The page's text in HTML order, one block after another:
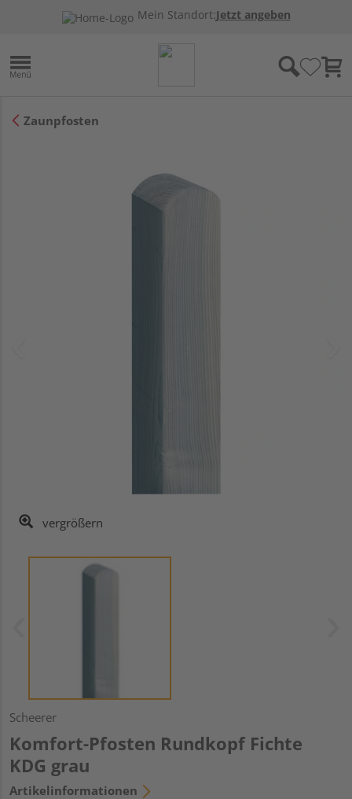
Mein Standort:Jetzt angeben
Zaunpfosten
vergrößern
Scheerer
Komfort-Pfosten Rundkopf Fichte
KDG grau
Artikelinformationen